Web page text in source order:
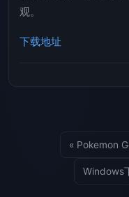
观。
下载地址
« Pokemon
Windows